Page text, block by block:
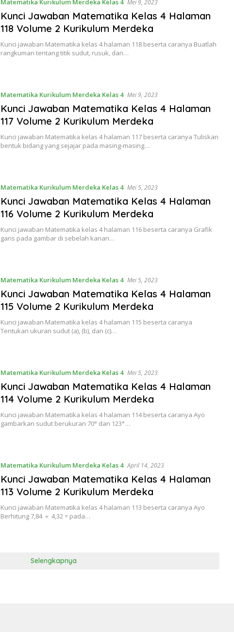
Matematika Kurikulum Merdeka Kelas 4 Mei 9, 2023
Kunci Jawaban Matematika Kelas 4 Halaman
118 Volume 2 Kurikulum Merdeka
Kunci jawaban Matematika kelas 4 halaman 118 beserta caranya Buatlah
rangkuman tentang titik sudut, rusuk, dan…
Matematika Kurikulum Merdeka Kelas 4 Mei 9, 2023
Kunci Jawaban Matematika Kelas 4 Halaman
117 Volume 2 Kurikulum Merdeka
Kunci jawaban Matematika kelas 4 halaman 117 beserta caranya Tuliskan
bentuk bidang yang sejajar pada masing-masing…
Matematika Kurikulum Merdeka Kelas 4 Mei 5, 2023
Kunci Jawaban Matematika Kelas 4 Halaman
116 Volume 2 Kurikulum Merdeka
Kunci jawaban Matematika kelas 4 halaman 116 beserta caranya Grafik
garis pada gambar di sebelah kanan…
Matematika Kurikulum Merdeka Kelas 4 Mei 5, 2023
Kunci Jawaban Matematika Kelas 4 Halaman
115 Volume 2 Kurikulum Merdeka
Kunci jawaban Matematika kelas 4 halaman 115 beserta caranya
Tentukan ukuran sudut (a), (b), dan (c)…
Matematika Kurikulum Merdeka Kelas 4 Mei 5, 2023
Kunci Jawaban Matematika Kelas 4 Halaman
114 Volume 2 Kurikulum Merdeka
Kunci jawaban Matematika kelas 4 halaman 114 beserta caranya Ayo
gambarkan sudut berukuran 70° dan 123°…
Matematika Kurikulum Merdeka Kelas 4 April 14, 2023
Kunci Jawaban Matematika Kelas 4 Halaman
113 Volume 2 Kurikulum Merdeka
Kunci jawaban Matematika kelas 4 halaman 113 beserta caranya Ayo
Berhitung 7,84 ＋ 4,32 = pada…
Selengkapnya